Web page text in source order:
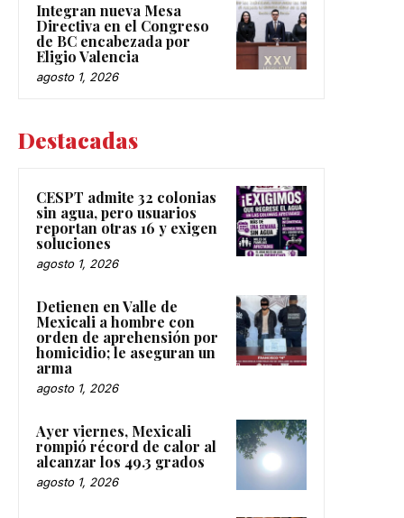
Integran nueva Mesa
Directiva en el Congreso
de BC encabezada por
Eligio Valencia
agosto 1, 2026
Destacadas
CESPT admite 32 colonias
sin agua, pero usuarios
reportan otras 16 y exigen
soluciones
agosto 1, 2026
Detienen en Valle de
Mexicali a hombre con
orden de aprehensión por
homicidio; le aseguran un
arma
agosto 1, 2026
Ayer viernes, Mexicali
rompió récord de calor al
alcanzar los 49.3 grados
agosto 1, 2026